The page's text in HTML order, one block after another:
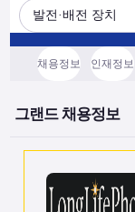
채용정보 인재정보
그랜드 채용정보